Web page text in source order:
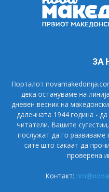
ЗА
Порталот
дека остануваме на
дневен весник на
далечната 1944 година -
читатели. Вашите
послужат да го
сите што сакаат да
проверена
Контакт: